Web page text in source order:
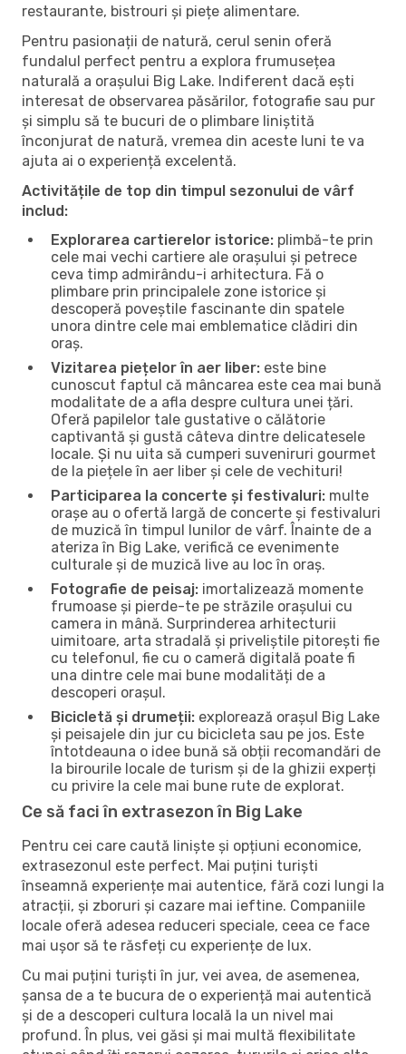
restaurante, bistrouri și piețe alimentare.
Pentru pasionații de natură, cerul senin oferă
fundalul perfect pentru a explora frumusețea
naturală a orașului Big Lake. Indiferent dacă ești
interesat de observarea păsărilor, fotografie sau pur
și simplu să te bucuri de o plimbare liniștită
înconjurat de natură, vremea din aceste luni te va
ajuta ai o experiență excelentă.
Activitățile de top din timpul sezonului de vârf
includ:
Explorarea cartierelor istorice: plimbă-te prin
cele mai vechi cartiere ale orașului și petrece
ceva timp admirându-i arhitectura. Fă o
plimbare prin principalele zone istorice și
descoperă poveștile fascinante din spatele
unora dintre cele mai emblematice clădiri din
oraș.
Vizitarea piețelor în aer liber: este bine
cunoscut faptul că mâncarea este cea mai bună
modalitate de a afla despre cultura unei țări.
Oferă papilelor tale gustative o călătorie
captivantă și gustă câteva dintre delicatesele
locale. Și nu uita să cumperi suveniruri gourmet
de la piețele în aer liber și cele de vechituri!
Participarea la concerte și festivaluri: multe
orașe au o ofertă largă de concerte și festivaluri
de muzică în timpul lunilor de vârf. Înainte de a
ateriza în Big Lake, verifică ce evenimente
culturale și de muzică live au loc în oraș.
Fotografie de peisaj: imortalizează momente
frumoase și pierde-te pe străzile orașului cu
camera in mână. Surprinderea arhitecturii
uimitoare, arta stradală și priveliștile pitorești fie
cu telefonul, fie cu o cameră digitală poate fi
una dintre cele mai bune modalități de a
descoperi orașul.
Bicicletă și drumeții: explorează orașul Big Lake
și peisajele din jur cu bicicleta sau pe jos. Este
întotdeauna o idee bună să obții recomandări de
la birourile locale de turism și de la ghizii experți
cu privire la cele mai bune rute de explorat.
Ce să faci în extrasezon în Big Lake
Pentru cei care caută liniște și opțiuni economice,
extrasezonul este perfect. Mai puțini turiști
înseamnă experiențe mai autentice, fără cozi lungi la
atracții, și zboruri și cazare mai ieftine. Companiile
locale oferă adesea reduceri speciale, ceea ce face
mai ușor să te răsfeți cu experiențe de lux.
Cu mai puțini turiști în jur, vei avea, de asemenea,
șansa de a te bucura de o experiență mai autentică
și de a descoperi cultura locală la un nivel mai
profund. În plus, vei găsi și mai multă flexibilitate